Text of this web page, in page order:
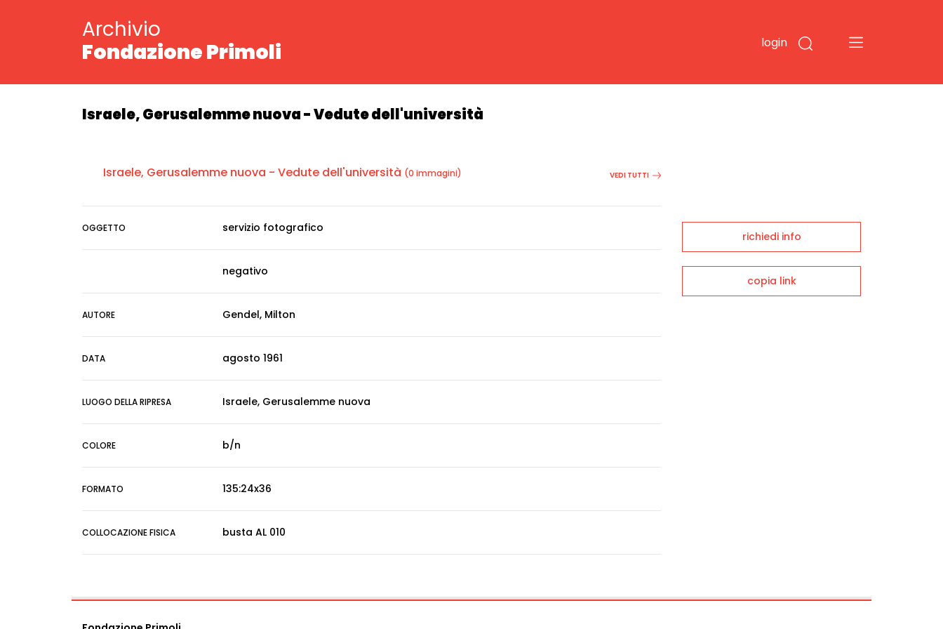
Archivio
Fondazione Primoli
login
Israele, Gerusalemme nuova - Vedute dell'università
Israele, Gerusalemme nuova - Vedute dell'università (0 immagini) VEDI TUTTI
OGGETTO servizio fotografico
negativo
AUTORE Gendel, Milton
DATA agosto 1961
LUOGO DELLA RIPRESA Israele, Gerusalemme nuova
COLORE b/n
FORMATO 135:24x36
COLLOCAZIONE FISICA busta AL 010
richiedi info
copia link